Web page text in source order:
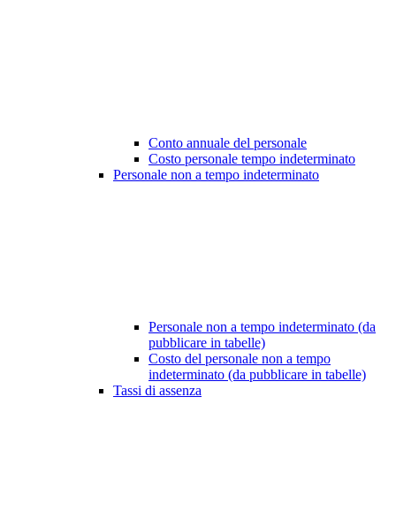
Conto annuale del personale
Costo personale tempo indeterminato
Personale non a tempo indeterminato
Personale non a tempo indeterminato (da
pubblicare in tabelle)
Costo del personale non a tempo
indeterminato (da pubblicare in tabelle)
Tassi di assenza